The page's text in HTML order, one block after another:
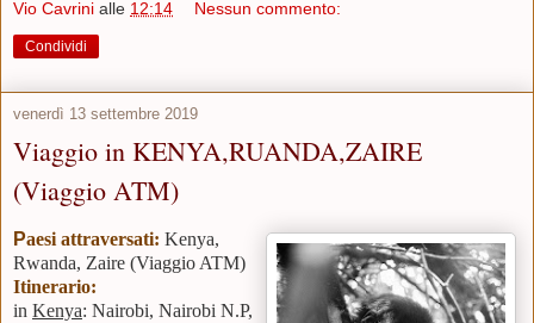
Vio Cavrini alle 12:14 Nessun commento:
Condividi
venerdì 13 settembre 2019
Viaggio in KENYA,RUANDA,ZAIRE
(Viaggio ATM)
Paesi attraversati: Kenya,
Rwanda, Zaire (Viaggio ATM)
Itinerario:
in Kenya: Nairobi, Nairobi N.P,